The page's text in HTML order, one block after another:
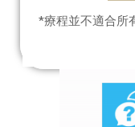
*療程並不適合所